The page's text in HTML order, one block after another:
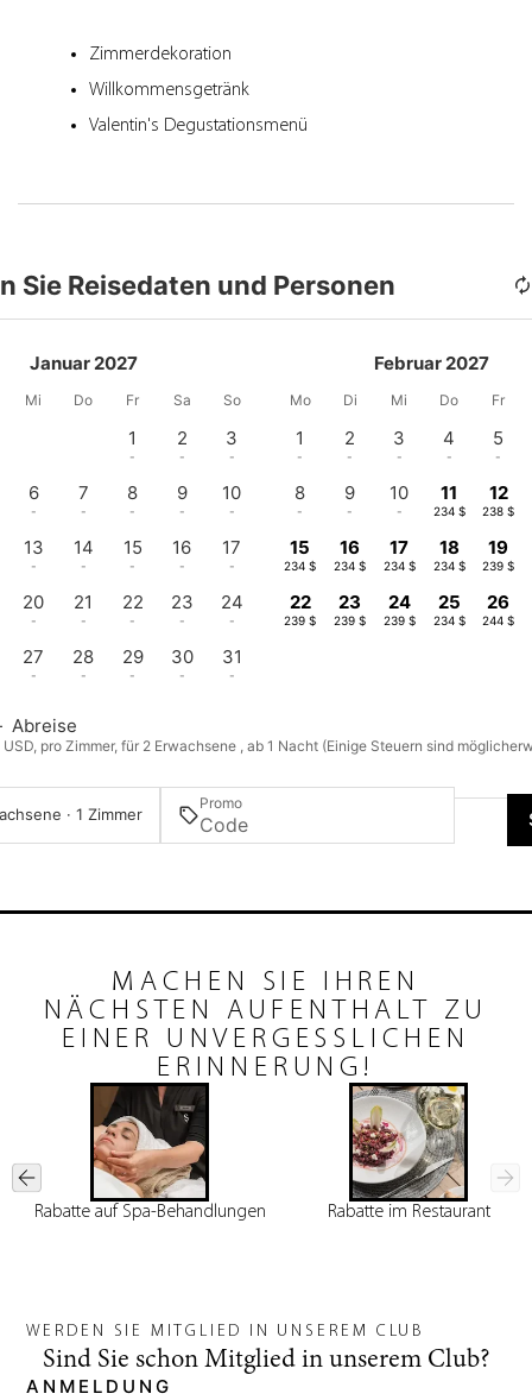
Zimmerdekoration
Willkommensgetränk
Valentin's Degustationsmenü
Sie Reisedaten und Personen
Januar 2027
Mi Do Fr Sa So
1
-
2
-
3
-
6
-
7
-
8
-
9
-
10
-
13
-
14
-
15
-
16
-
17
-
20
-
21
-
22
-
23
-
24
-
27
-
28
-
29
-
30
-
31
-
Februar 2027
Mo Di Mi Do Fr
1
-
2
-
3
-
4
-
5
-
8
-
9
-
10
-
11
234 $
12
238 $
15
234 $
16
234 $
17
234 $
18
234 $
19
239 $
22
239 $
23
239 $
24
239 $
25
234 $
26
244 $
Abreise
pro Zimmer, für 2 Erwachsene , ab 1 Nacht (Einige Steuern sind
· 1 Zimmer
Promo
MACHEN SIE IHREN
NÄCHSTEN AUFENTHALT ZU
EINER UNVERGESSLICHEN
ERINNERUNG!
Rabatte auf Spa-Behandlungen Rabatte im Restaurant
WERDEN SIE MITGLIED IN UNSEREM CLUB
Sind Sie schon Mitglied in unserem Club?
ANMELDUNG